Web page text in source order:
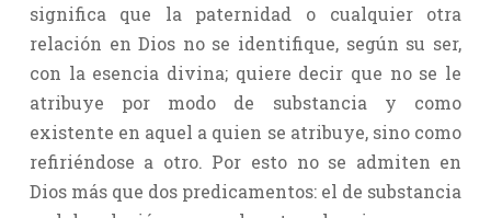
significa que la paternidad o cualquier otra
relación en Dios no se identifique, según su ser,
con la esencia divina; quiere decir que no se le
atribuye por modo de substancia y como
existente en aquel a quien se atribuye, sino como
refiriéndose a otro. Por esto no se admiten en
Dios más que dos predicamentos: el de substancia